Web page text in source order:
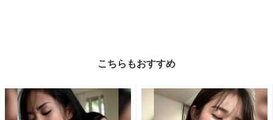
こちらもおすすめ